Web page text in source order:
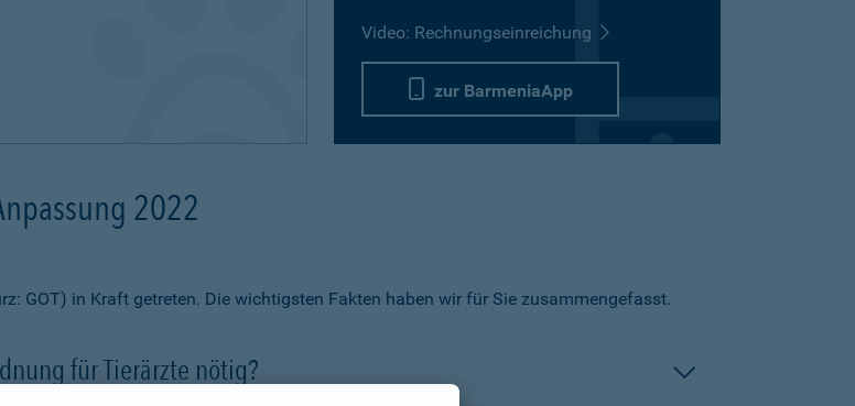
Video: Rechnungseinreichung
zur BarmeniaApp
2022
GOT) in Kraft getreten. Die wichtigsten Fakten haben wir für Sie zusammengefasst.
für Tierärzte nötig?